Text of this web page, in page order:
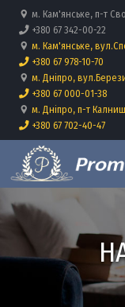
м. Кам'янське, п-т
+380 67 342-00-22
м. Кам'янське,
+380 67 978-10-70
м. Дніпро,
+380 67 000-01-38
м. Дніпро, п-т
+380 67 702-40-47